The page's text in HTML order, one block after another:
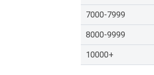
7000-7999
8000-9999
10000+